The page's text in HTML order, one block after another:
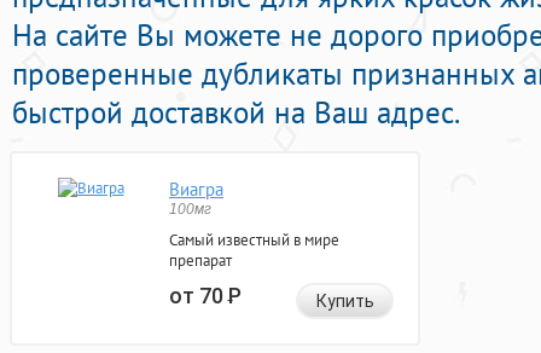
На сайте Вы можете не дорого
проверенные дубликаты признанных
быстрой доставкой на Ваш адрес.
Виагра
100мг
Самый известный в мире
препарат
от 70Р Купить